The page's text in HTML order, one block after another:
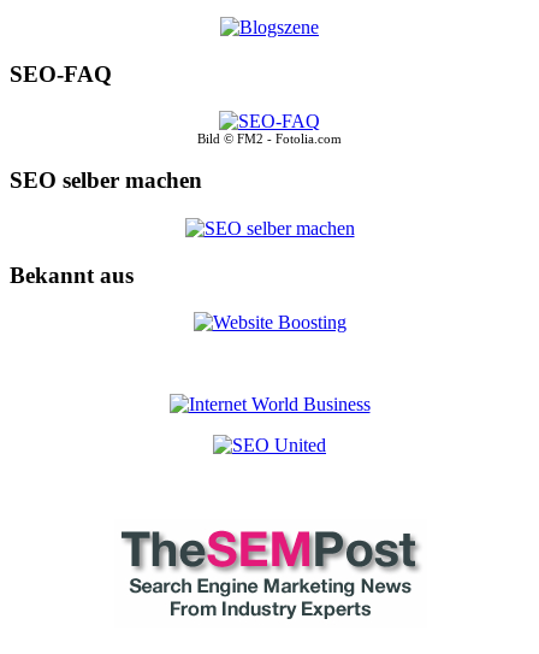
SEO-FAQ
Bild © FM2 - Fotolia.com
SEO selber machen
Bekannt aus